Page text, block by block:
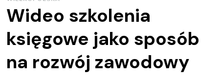
Wideo szkolenia
księgowe jako sposób
na rozwój zawodowy